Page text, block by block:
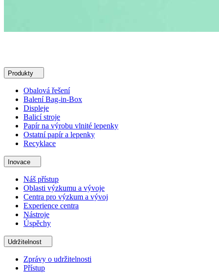
Produkty
Obalová řešení
Balení Bag-in-Box
Displeje
Balicí stroje
Papír na výrobu vlnité lepenky
Ostatní papír a lepenky
Recyklace
Inovace
Náš přístup
Oblasti výzkumu a vývoje
Centra pro výzkum a vývoj
Experience centra
Nástroje
Úspěchy
Udržitelnost
Zprávy o udržitelnosti
Přístup